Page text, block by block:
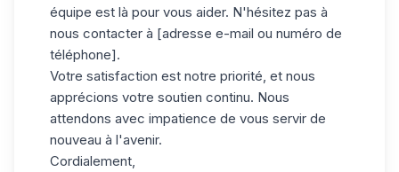
équipe est là pour vous aider. N'hésitez pas à
nous contacter à [adresse e-mail ou numéro de
téléphone].
Votre satisfaction est notre priorité, et nous
apprécions votre soutien continu. Nous
attendons avec impatience de vous servir de
nouveau à l'avenir.
Cordialement,